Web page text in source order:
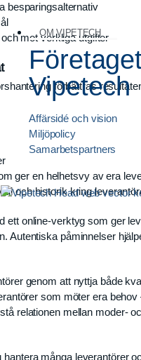
OM VIPETECH
Vipetech
Affärsidé och vision
Miljöpolicy
Samarbetspartners
besparingsalternativ
mot verkliga utgifter
förbättras
ger en helhetsvy av era
och historik kring
ett online-verktyg som ger
Autentiska påminnelser
genom att nyttja både
som möter era
relationen mellan moder-
många leverantörer